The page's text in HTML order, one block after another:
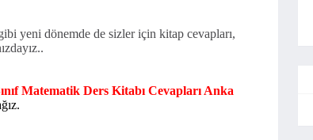
yeni dönemde de sizler için kitap cevapları,
Matematik Ders Kitabı Cevapları Anka